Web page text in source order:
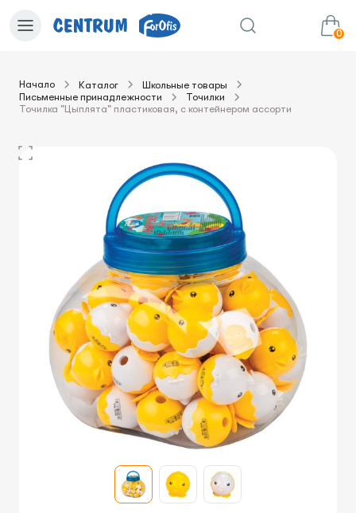
0
в корзину Сумма:
Начало Каталог
Школьные товары
Письменные принадлежности
Точилки
Точилка "Цыплята" пластиковая, с контейнером ассорти